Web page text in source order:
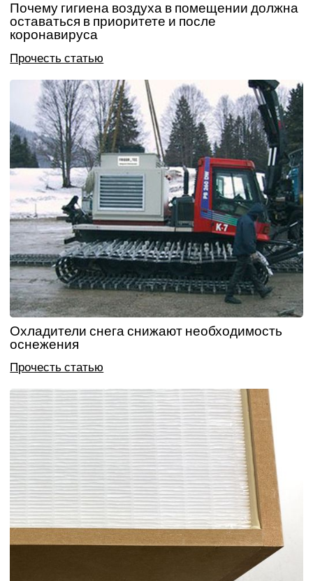
Почему гигиена воздуха в помещении должна
оставаться в приоритете и после
коронавируса
Прочесть статью
Охладители снега снижают необходимость
оснежения
Прочесть статью